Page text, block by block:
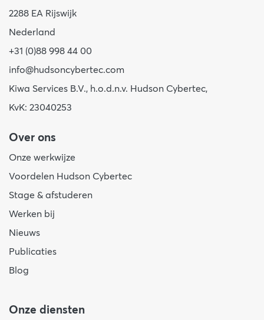
2288 EA Rijswijk
Nederland
+31 (0)88 998 44 00
info@hudsoncybertec.com
Kiwa Services B.V., h.o.d.n.v. Hudson Cybertec,
KvK: 23040253
Over ons
Onze werkwijze
Voordelen Hudson Cybertec
Stage & afstuderen
Werken bij
Nieuws
Publicaties
Blog
Onze diensten